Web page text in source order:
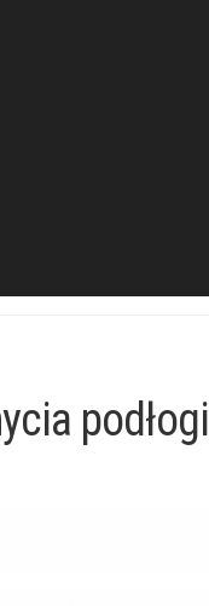
podłogi